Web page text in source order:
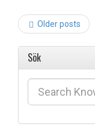
Older posts
Sök